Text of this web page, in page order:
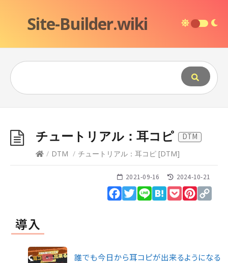
Site-Builder.wiki
チュートリアル：耳コピ
DTM
/ DTM / チュートリアル：耳コピ [DTM]
2021-09-16 2024-10-21
Facebook
Twitter
Line HatenaPocket
導入
誰でも今日から耳コピが出来るようになる